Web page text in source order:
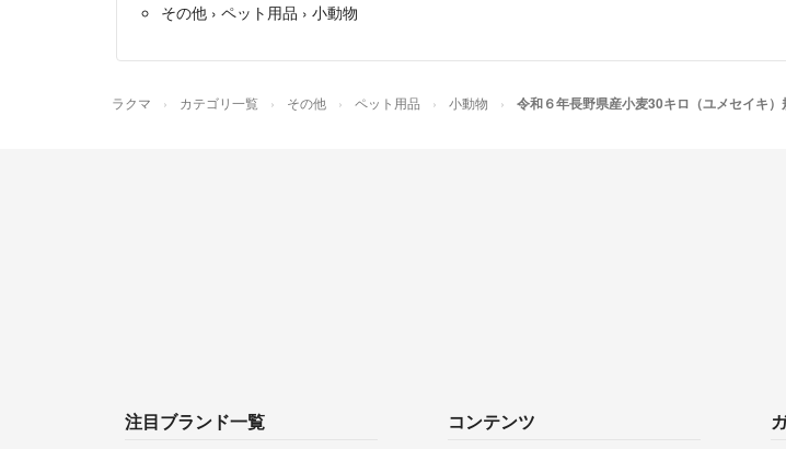
その他 › ペット用品 › 小動物
ラクマ カテゴリ一覧 その他 ペット用品 小動物 令和６年長野県産小麦30キロ（ユメセイキ
注目ブランド一覧 コンテンツ